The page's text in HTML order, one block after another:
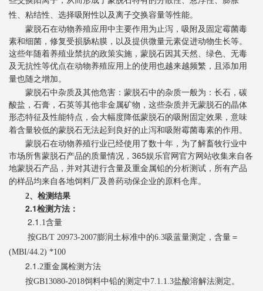
性、粘结性、选择吸附性以及离子交换容量等性能。
蒙脱石在动物养殖应用中主要作用为止泻，吸附及固定霉菌毒
素和细菌 ， 修复受损肠粘膜，以及提供微量元素促进动物生长等。
这些年随着养殖业禁抗的政策实施，蒙脱石因其天然、绿色、无毒
及无抗性等优点在动物养殖应用上的使用也越来越频繁，且添加用
量也随之增加。
蒙脱石中杂质及其他危害：蒙脱石中的杂质一般为：长石，碳
酸盐，石膏，石英等其他非金属矿物，这些杂质并无蒙脱石的晶体
形态特征及性能特点，会大幅度降低蒙脱石的吸附固定效果，意味
着含量较低的蒙脱石无法起到良好的止泻和吸附霉菌毒素的作用。
蒙脱石在动物养殖行业已经使用了数十年，为了解畜牧行业中
市场所售蒙脱石产品的质量情况，365娱乐官网官方网站收集来自各
地蒙脱石产品，并对其进行含量及重金属铅的分析测试，所有产品
的样品均来自各地饲料厂及兽药动保企业的原料仓库。
2、检测结果
2.1检测方法：
2.1 .1含量
按GB/T 20973-2007膨润土标准中的6.3吸蓝量测定，含量＝
(MBI/44.2) *100
2.1.2重金属检测方法
按GB13080-2018饲料中铅的测定中 7.1.1.3盐酸溶解法测定。